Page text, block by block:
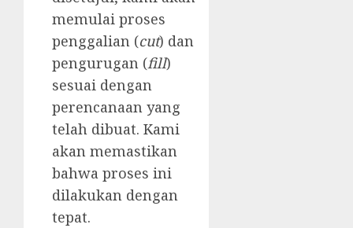
memulai proses
penggalian (cut) dan
pengurugan (fill)
sesuai dengan
perencanaan yang
telah dibuat. Kami
akan memastikan
bahwa proses ini
dilakukan dengan
tepat.